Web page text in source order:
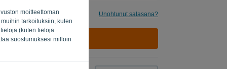
moitteettoman
tarkoituksiin, kuten
(kuten tietoja
suostumuksesi milloin
Unohtunut salasana?
KIRJAUDU SISÄÄN